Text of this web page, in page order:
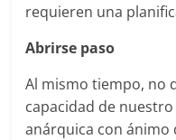
requieren una
Abrirse paso
Al mismo tiempo, no
capacidad de
anárquica con ánimo